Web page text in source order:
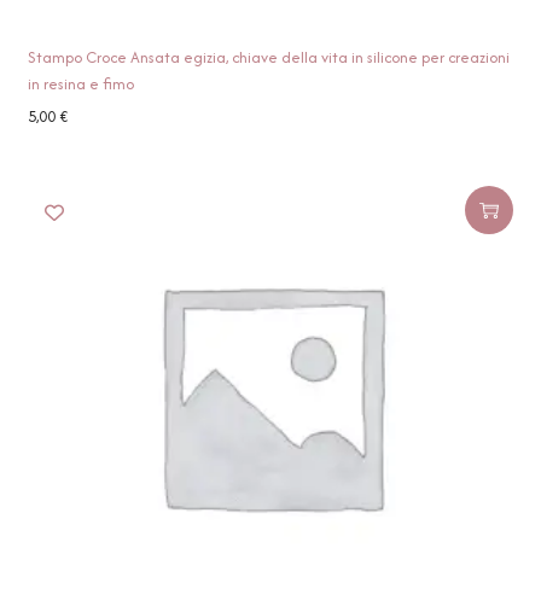
Stampo Croce Ansata egizia, chiave della vita in silicone per creazioni
in resina e fimo
5,00€